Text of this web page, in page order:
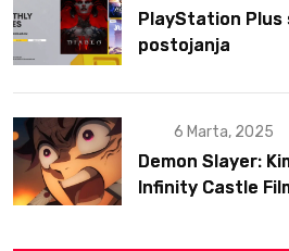
PlayStation Plus
postojanja
6 Marta, 2025
Demon Slayer:
Infinity Castle